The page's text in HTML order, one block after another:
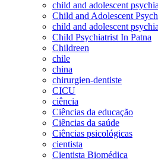
child and adolescent
Child and Adolescent
child and adolescent
Child Psychiatrist In Patna
Childreen
chile
china
chirurgien-dentiste
CICU
ciência
Ciências da educação
Ciências da saúde
Ciências psicológicas
cientista
Cientista Biomédica